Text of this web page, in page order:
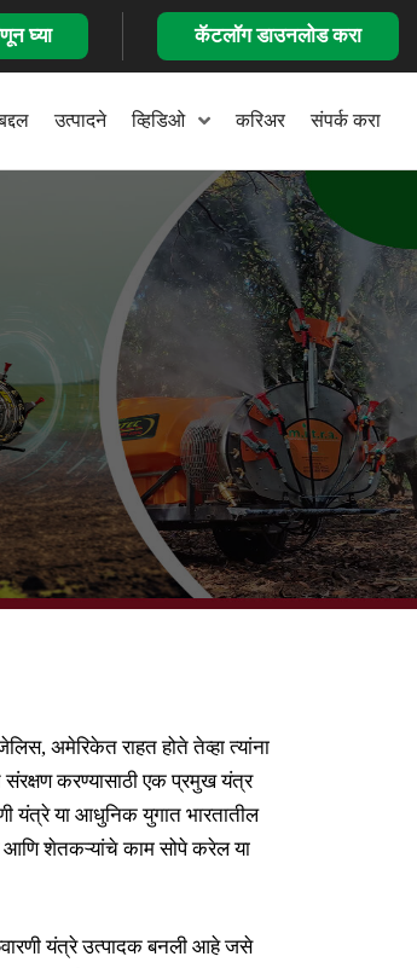
घ्या कॅटलॉग डाउनलोड करा
उत्पादने व्हिडिओ करिअर संपर्क करा
अमेरिकेत राहत होते तेव्हा त्यांना
करण्यासाठी एक प्रमुख यंत्र
यंत्रे या आधुनिक युगात भारतातील
आणि शेतकऱ्यांचे काम सोपे करेल या
यंत्रे उत्पादक बनली आहे जसे